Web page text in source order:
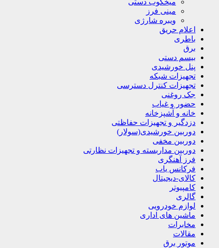
میخکوب دستی
مینی فرز
ویبره شارژی
اعلام حریق
باطری
برق
بیسم دستی
پنل خورشیدی
تجهیزات شبکه
تجهیزات کنترل دسترسی
جک روغنی
حضور و غیاب
خانه و آشپزخانه
دزدگیر و تجهیزات حفاظتی
دوربین خورشیدی(سولار)
دوربین مخفی
دوربین مداربسته و تجهیزات نظارتی
فرز آهنگری
فرکانس یاب
کالای-دیجیتال
کامپیوتر
گالری
لوازم خودرویی
ماشین های اداری
مخابرات
مقالات
موتور برق